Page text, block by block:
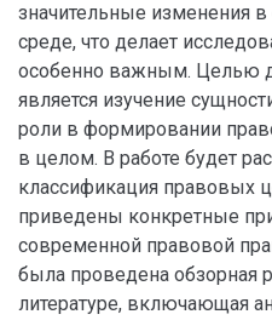
значительные изменения
среде, что делает
особенно важным. Целью
является изучение
роли в формировании
в целом. В работе будет
классификация правовых
приведены конкретные
современной правовой
была проведена обзорная
литературе, включающая